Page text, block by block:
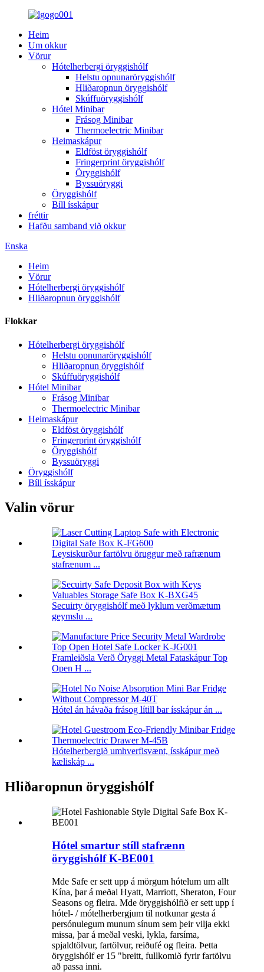
Heim
Um okkur
Vörur
Hótelherbergi öryggishólf
Helstu opnunaröryggishólf
Hliðaropnun öryggishólf
Skúffuöryggishólf
Hótel Minibar
Frásog Minibar
Thermoelectric Minibar
Heimaskápur
Eldföst öryggishólf
Fringerprint öryggishólf
Öryggishólf
Byssuöryggi
Öryggishólf
Bíll ísskápur
fréttir
Hafðu samband við okkur
Enska
Heim
Vörur
Hótelherbergi öryggishólf
Hliðaropnun öryggishólf
Flokkar
Hótelherbergi öryggishólf
Helstu opnunaröryggishólf
Hliðaropnun öryggishólf
Skúffuöryggishólf
Hótel Minibar
Frásog Minibar
Thermoelectric Minibar
Heimaskápur
Eldföst öryggishólf
Fringerprint öryggishólf
Öryggishólf
Byssuöryggi
Öryggishólf
Bíll ísskápur
Valin vörur
Leysiskurður fartölvu öruggur með rafrænum
stafrænum ...
Secuirty öryggishólf með lyklum verðmætum
geymslu ...
Framleiðsla Verð Öryggi Metal Fataskápur Top
Open H ...
Hótel án hávaða frásog lítill bar ísskápur án ...
Hótelherbergið umhverfisvænt, ísskápur með
kæliskáp ...
Hliðaropnun öryggishólf
Hótel smartur stíll stafrænn
öryggishólf K-BE001
Mde Safe er sett upp á mörgum hótelum um allt
Kína, þar á meðal Hyatt, Marriott, Sheraton, Four
Seasons og fleira. Mde öryggishólfið er sett upp í
hótel- / mótelherbergjum til notkunar gesta á
persónulegum munum sínum sem þeir vilja ekki
missa, þar á meðal veski, lykla, farsíma,
spjaldtölvur, fartölvur, reiðufé og fleira. Þetta
öryggishólf er 15 "breitt, fullkomið fyrir fartölvu
að passa inni.